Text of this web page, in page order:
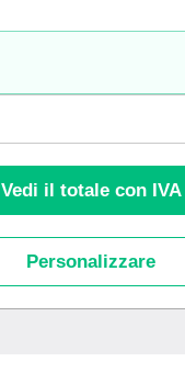
Vedi il totale con IVA
Personalizzare